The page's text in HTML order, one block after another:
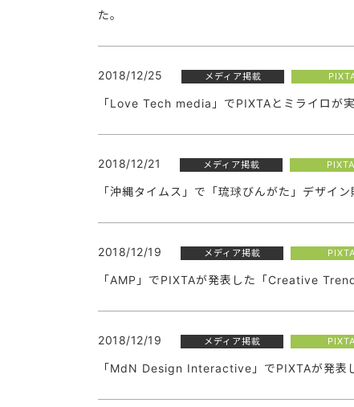
た。
2018/12/25 メディア掲載
「Love Tech media」でPIXTAとミライロが
2018/12/21 メディア掲載 PIXTA
「沖縄タイムス」で「琉球びんがた」デザイ
2018/12/19 メディア掲載 PIXTA
「AMP」でPIXTAが発表した「Creative
2018/12/19 メディア掲載 PIXTA
「MdN Design Interactive」でPIXTAが発表